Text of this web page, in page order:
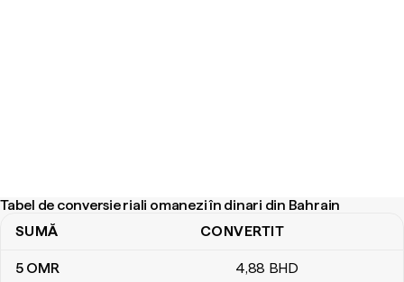
Tabel de conversie riali omanezi în dinari din Bahrain
Tabel de conversie riali omanezi în dinari din Bahrain
SUMĂ CONVERTIT
5 OMR 4,88 BHD